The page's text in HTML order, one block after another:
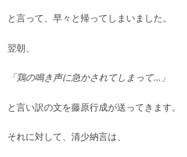
と言って、早々と帰ってしまいました。
翌朝、
「鶏の鳴き声に急かされてしまって…」
と言い訳の文を藤原行成が送ってきます。
それに対して、清少納言は、